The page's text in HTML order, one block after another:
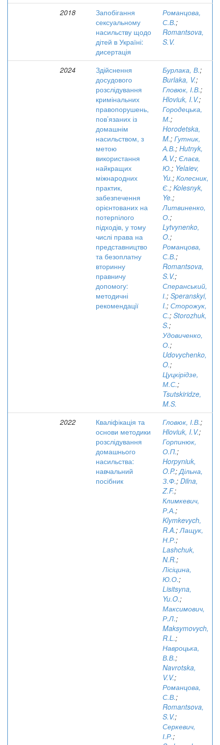
2018
Запобігання
сексуальному
насильству щодо
дітей в Україні:
дисертація
Романцова,
С.В.;
Romantsova,
S.V.
2024
Здійснення
досудового
розслідування
кримінальних
правопорушень,
пов’язаних із
домашнім
насильством, з
метою
використання
найкращих
міжнародних
практик,
забезпечення
орієнтованих на
потерпілого
підходів, у тому
числі права на
представництво
та безоплатну
вторинну
правничу
допомогу:
методичні
рекомендації
Бурлака, В.;
Burlaka, V.;
Гловюк, І.В.;
Hloviuk, I.V.;
Городецька,
М.;
Horodetska,
M.; Гутник,
А.В.; Hutnyk,
A.V.; Єлаєв,
Ю.; Yelaiev,
Yu.; Колесник,
Є.; Kolesnyk,
Ye.;
Литвиненко,
О.;
Lytvynenko,
O.;
Романцова,
С.В.;
Romantsova,
S.V.;
Сперанський,
І.; Speranskyi,
I.; Сторожук,
С.; Storozhuk,
S.;
Удовиченко,
О.;
Udovychenko,
O.;
Цуцкірідзе,
М.С.;
Tsutskiridze,
M.S.
2022
Кваліфікація та
основи методики
розслідування
домашнього
насильства:
навчальний
посібник
Гловюк, І.В.;
Hloviuk, I.V.;
Горпинюк,
О.П.;
Horpyniuk,
O.P.;Дільна,
З.Ф.; Dilna,
Z.F.;
Климкевич,
Р.А.;
Klymkevych,
R.A.;Лащук,
Н.Р.;
Lashchuk,
N.R.;
Лісіцина,
Ю.О.;
Lisitsyna,
Yu.O.;
Максимович,
Р.Л.;
Maksymovych,
R.L.;
Навроцька,
В.В.;
Navrotska,
V.V.;
Романцова,
С.В.;
Romantsova,
S.V.;
Серкевич,
І.Р.;